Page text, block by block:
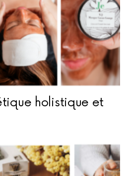
holistique et